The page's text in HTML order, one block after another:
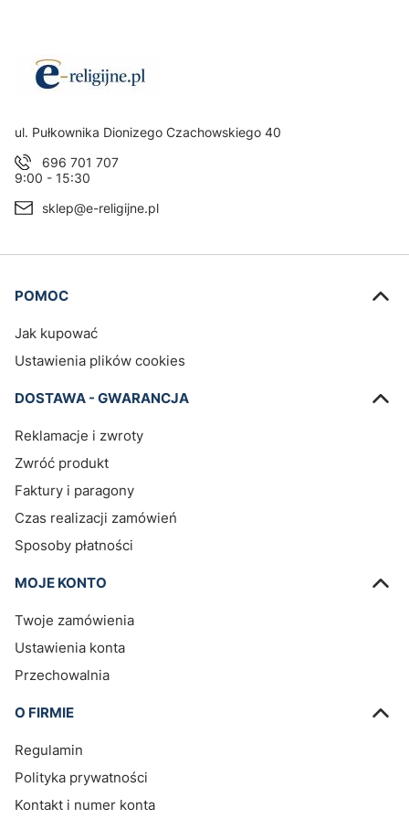
Adres:
ul. Pułkownika Dionizego Czachowskiego 40
696 701 707
9:00 - 15:30
sklep@e-religijne.pl
Linki w stopce
POMOC
Jak kupować
Ustawienia plików cookies
DOSTAWA - GWARANCJA
Reklamacje i zwroty
Zwróć produkt
Faktury i paragony
Czas realizacji zamówień
Sposoby płatności
MOJE KONTO
Twoje zamówienia
Ustawienia konta
Przechowalnia
O FIRMIE
Regulamin
Polityka prywatności
Kontakt i numer konta